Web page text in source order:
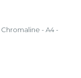
- A4 -